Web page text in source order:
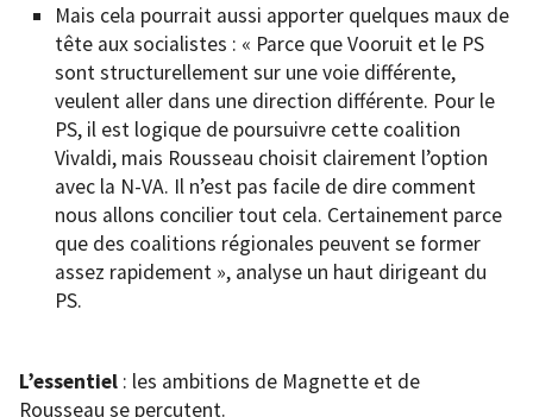
Mais cela pourrait aussi apporter quelques maux de
tête aux socialistes : « Parce que Vooruit et le PS
sont structurellement sur une voie différente,
veulent aller dans une direction différente. Pour le
PS, il est logique de poursuivre cette coalition
Vivaldi, mais Rousseau choisit clairement l’option
avec la N-VA. Il n’est pas facile de dire comment
nous allons concilier tout cela. Certainement parce
que des coalitions régionales peuvent se former
assez rapidement », analyse un haut dirigeant du
PS.
L’essentiel : les ambitions de Magnette et de
Rousseau se percutent.